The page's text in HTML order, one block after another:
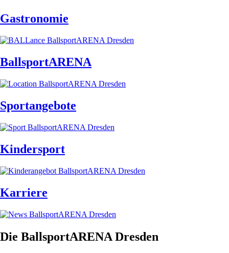
Gastronomie
BallsportARENA
Sportangebote
Kindersport
Karriere
Die BallsportARENA Dresden